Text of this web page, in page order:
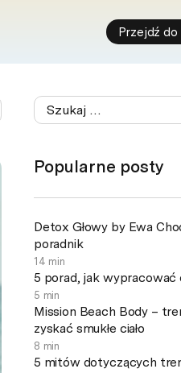
Przejdź
Popularne posty
Detox Głowy by Ewa
poradnik
14 min
5 porad, jak wypracować
5 min
Mission Beach Body –
zyskać smukłe ciało
8 min
5 mitów dotyczących